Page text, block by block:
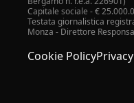
Capitale sociale - €
Testata giornalistica
Monza - Direttore
Cookie Policy